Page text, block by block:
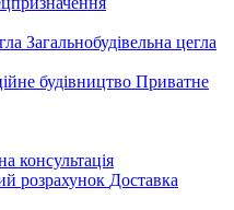
Загальнобудівельна цегла
будівництво Приватне
консультація
розрахунок Доставка